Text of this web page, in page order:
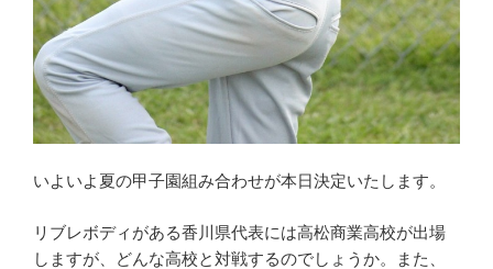
いよいよ夏の甲子園組み合わせが本日決定いたします。
リブレボディがある香川県代表には高松商業高校が出場
しますが、どんな高校と対戦するのでしょうか。また、